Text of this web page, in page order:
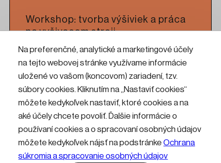
Na preferenčné, analytické a marketingové účely
na tejto webovej stránke využívame informácie
uložené vo vašom (koncovom) zariadení, tzv.
súbory cookies. Kliknutím na „Nastaviť cookies“
môžete kedykoľvek nastaviť, ktoré cookies a na
aké účely chcete povoliť. Ďalšie informácie o
používaní cookies a o spracovaní osobných údajov
môžete kedykoľvek nájsť na podstránkeOchrana
súkromia a spracovanie osobných údajov
Workshop: tvorba výšiviek a práca
na vyšivacom stroji
Čítať viac
Letná škola štyroch umení
Čítať viac
Kontakty Informácie pre návštevníkov